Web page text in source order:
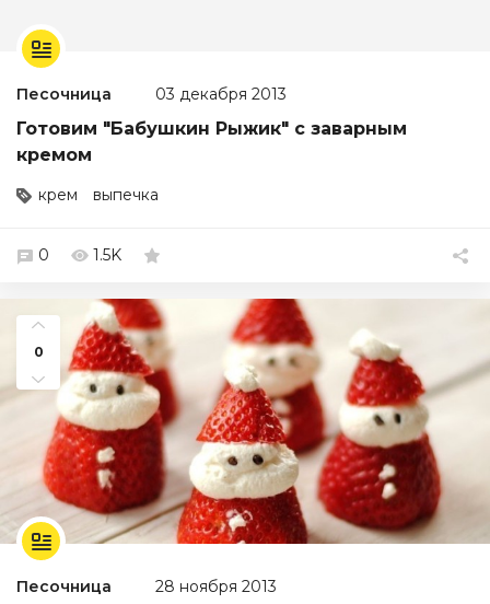
Песочница 03 декабря 2013
Готовим "Бабушкин Рыжик" с заварным
кремом
крем выпечка
0 1.5K
0
Песочница 28 ноября 2013